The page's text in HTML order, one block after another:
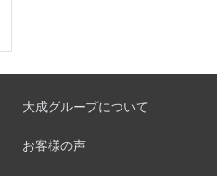
大成グループについて
お客様の声